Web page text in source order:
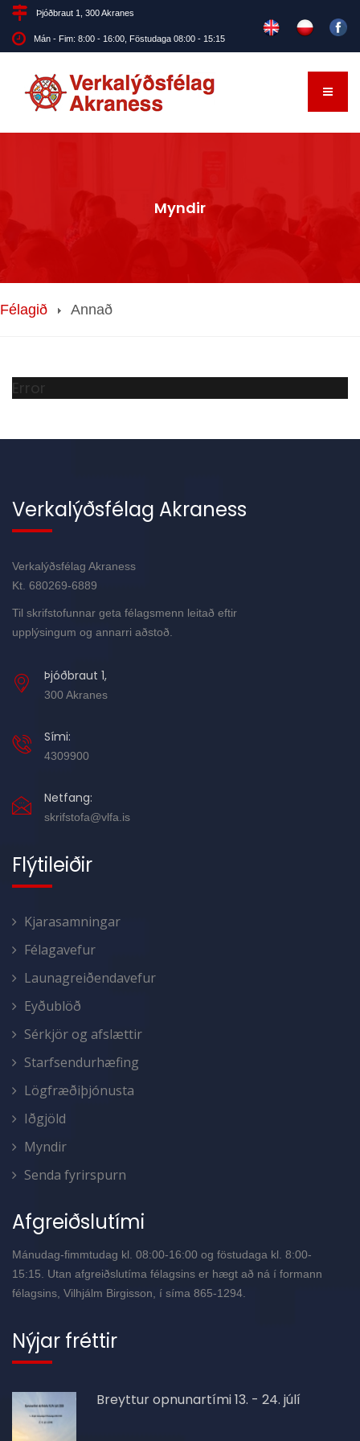
Þjóðbraut 1, 300 Akranes
Mán - Fim: 8:00 - 16:00, Föstudaga 08:00 - 15:15
Myndir
Félagið Annað
Error
Verkalýðsfélag Akraness
Verkalýðsfélag Akraness
Kt. 680269-6889
Til skrifstofunnar geta félagsmenn leitað eftir
upplýsingum og annarri aðstoð.
Þjóðbraut 1,
300 Akranes
Sími:
4309900
Netfang:
skrifstofa@vlfa.is
Flýtileiðir
Kjarasamningar
Félagavefur
Launagreiðendavefur
Eyðublöð
Sérkjör og afslættir
Starfsendurhæfing
Lögfræðiþjónusta
Iðgjöld
Myndir
Senda fyrirspurn
Afgreiðslutími
Mánudag-fimmtudag kl. 08:00-16:00 og föstudaga kl. 8:00-
15:15. Utan afgreiðslutíma félagsins er hægt að ná í formann
félagsins, Vilhjálm Birgisson, í síma 865-1294.
Nýjar fréttir
Breyttur opnunartími 13. - 24. júlí